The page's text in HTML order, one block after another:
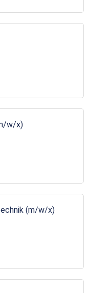
w/x)
(m/w/x)